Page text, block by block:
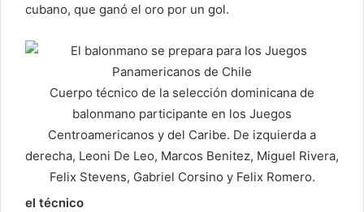
cubano, que ganó el oro por un gol.
Cuerpo técnico de la selección dominicana de
balonmano participante en los Juegos
Centroamericanos y del Caribe. De izquierda a
derecha, Leoni De Leo, Marcos Benitez, Miguel Rivera,
Felix Stevens, Gabriel Corsino y Felix Romero.
el técnico